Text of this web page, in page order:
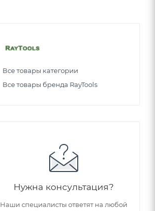
Все товары категории
Все товары бренда RayTools
Нужна консультация?
Наши специалисты ответят на любой